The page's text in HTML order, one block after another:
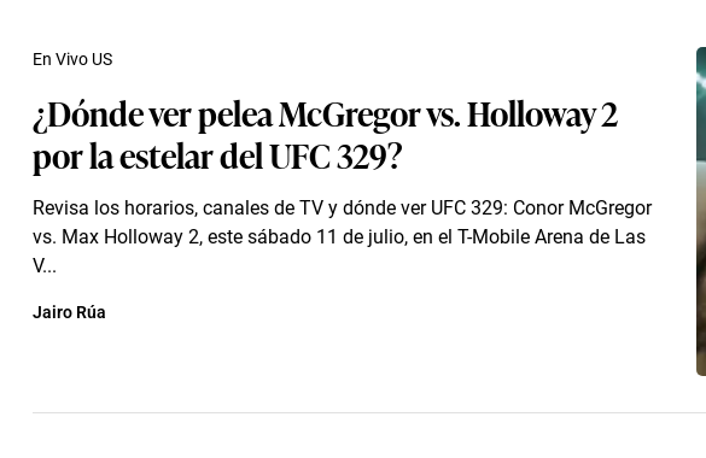
¿Dónde ver pelea McGregor vs. Holloway 2
por la estelar del UFC 329?
Revisa los horarios, canales de TV y dónde ver UFC 329: Conor McGregor
vs. Max Holloway 2, este sábado 11 de julio, en el T-Mobile Arena de Las
V...
En Vivo US
Jairo Rúa